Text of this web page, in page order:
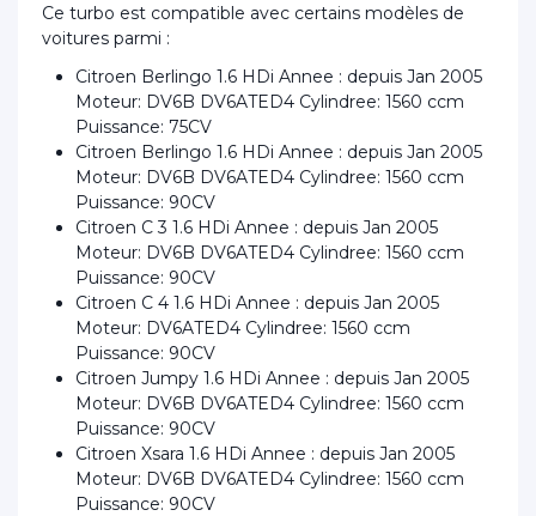
Ce turbo est compatible avec certains modèles de
voitures parmi :
Citroen Berlingo 1.6 HDi Annee : depuis Jan 2005
Moteur: DV6B DV6ATED4 Cylindree: 1560 ccm
Puissance: 75CV
Citroen Berlingo 1.6 HDi Annee : depuis Jan 2005
Moteur: DV6B DV6ATED4 Cylindree: 1560 ccm
Puissance: 90CV
Citroen C 3 1.6 HDi Annee : depuis Jan 2005
Moteur: DV6B DV6ATED4 Cylindree: 1560 ccm
Puissance: 90CV
Citroen C 4 1.6 HDi Annee : depuis Jan 2005
Moteur: DV6ATED4 Cylindree: 1560 ccm
Puissance: 90CV
Citroen Jumpy 1.6 HDi Annee : depuis Jan 2005
Moteur: DV6B DV6ATED4 Cylindree: 1560 ccm
Puissance: 90CV
Citroen Xsara 1.6 HDi Annee : depuis Jan 2005
Moteur: DV6B DV6ATED4 Cylindree: 1560 ccm
Puissance: 90CV